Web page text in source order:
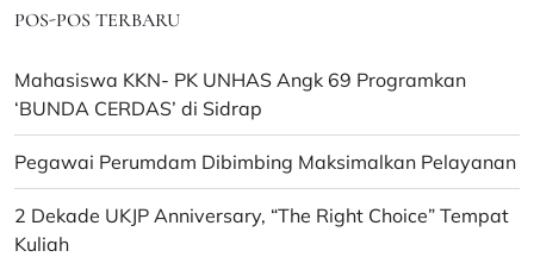
POS-POS TERBARU
Mahasiswa KKN- PK UNHAS Angk 69 Programkan
‘BUNDA CERDAS’ di Sidrap
Pegawai Perumdam Dibimbing Maksimalkan Pelayanan
2 Dekade UKJP Anniversary, “The Right Choice” Tempat
Kuliah